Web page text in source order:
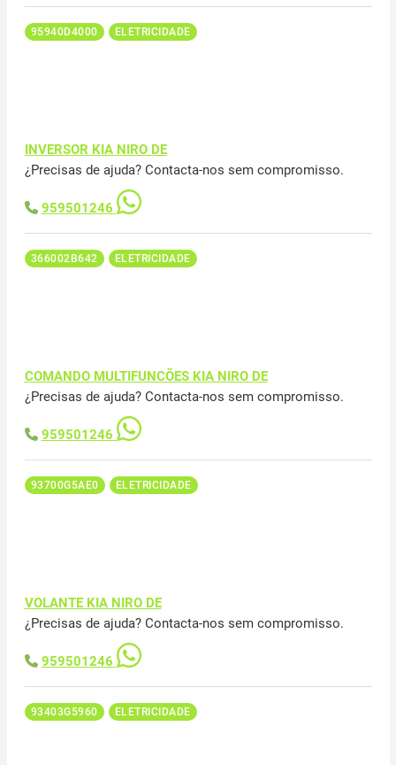
95940D4000 ELETRICIDADE
INVERSOR KIA NIRO DE
¿Precisas de ajuda? Contacta-nos sem compromisso.
959501246
366002B642 ELETRICIDADE
COMANDO MULTIFUNCÕES KIA NIRO DE
¿Precisas de ajuda? Contacta-nos sem compromisso.
959501246
93700G5AE0 ELETRICIDADE
VOLANTE KIA NIRO DE
¿Precisas de ajuda? Contacta-nos sem compromisso.
959501246
93403G5960 ELETRICIDADE